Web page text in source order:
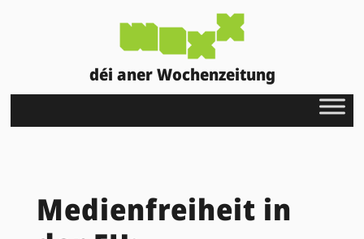
déi aner Wochenzeitung
Medienfreiheit in